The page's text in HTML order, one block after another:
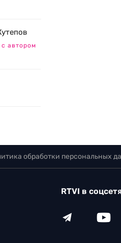
автором
обработки персональных
RTVI в